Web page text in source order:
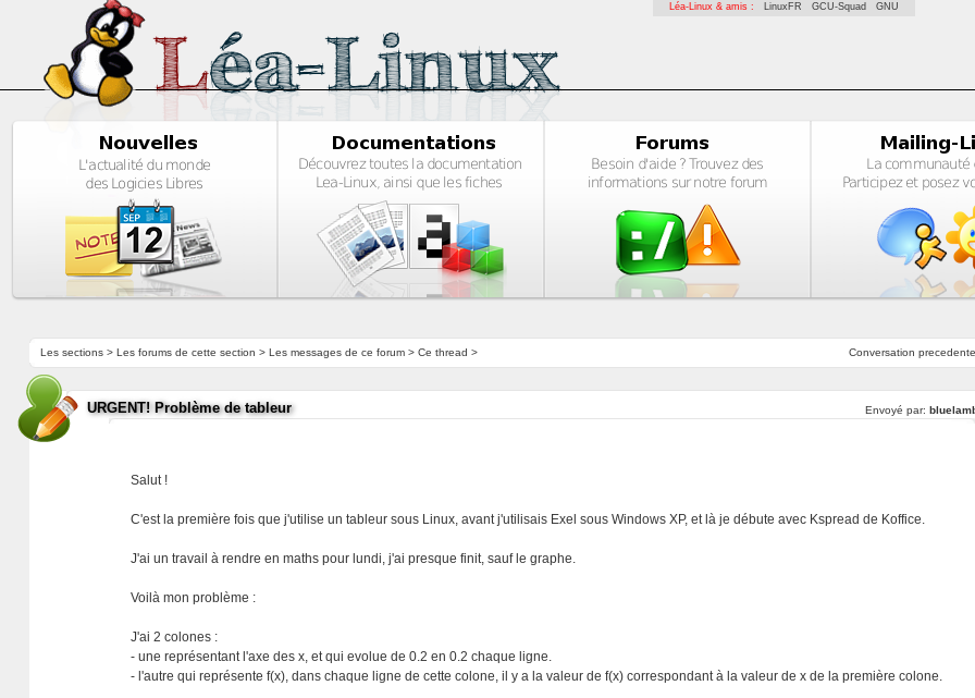
Léa-Linux & amis : LinuxFR GCU-Squad GNU
Conversation precedente
Les sections> Les forums de cette section > Les messages de ce forum> Ce thread >
URGENT! Problème de tableur Envoyé par:
Salut !
C'est la première fois que j'utilise un tableur sous Linux, avant j'utilisais Exel sous Windows XP, et là je débute avec Kspread de Koffice.
J'ai un travail à rendre en maths pour lundi, j'ai presque finit, sauf le graphe.
Voilà mon problème :
J'ai 2 colones :
- une représentant l'axe des x, et qui evolue de 0.2 en 0.2 chaque ligne.
- l'autre qui représente f(x), dans chaque ligne de cette colone, il y a la valeur de f(x) correspondant à la valeur de x de la première colone.